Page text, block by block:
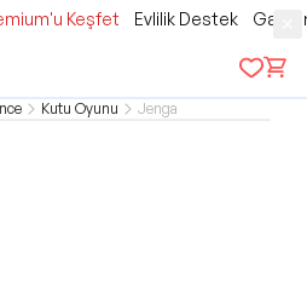
Keşfet Evlilik Destek
Kutu Oyunu Jenga